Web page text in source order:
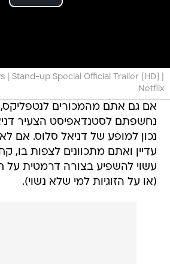
| Stand-up Special Official Trailer [HD] |
Netflix
אם גם אתם מהמכורים לנטפליקס,
נחשפתם לסטנדאפיסט הצעיר
נכון למופע של דניאל סלוס. אם
עדיין ואתם מתכוונים לצפות בו,
עשוי להשפיע בצורה דרמטית על
(או על הזוגיות למי שלא נשוי).